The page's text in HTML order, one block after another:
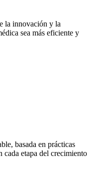
la innovación y la
sea más eficiente y
basada en prácticas
cada etapa del crecimiento